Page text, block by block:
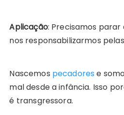
Aplicação: Precisamos
nos responsabilizarmos
Nascemos pecadores e
mal desde a infância. Isso
é transgressora.